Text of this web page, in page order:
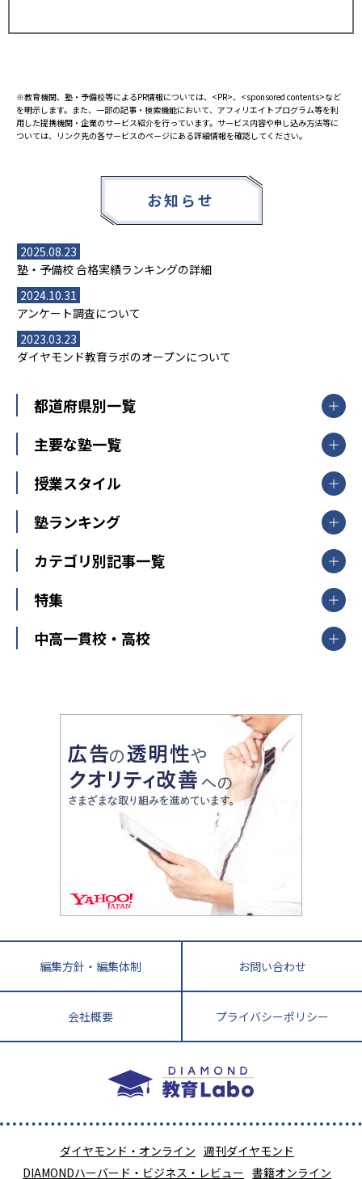
※教育機関、塾・予備校等によるPR情報については、<PR>、<sponsored contents>など
を明示します。また、一部の記事・検索機能において、アフィリエイトプログラム等を利
用した提携機関・企業のサービス紹介を行っています。サービス内容や申し込み方法等に
ついては、リンク先の各サービスのページにある詳細情報を確認してください。
お知らせ
2025.08.23
塾・予備校 合格実績ランキングの詳細
2024.10.31
アンケート調査について
2023.03.23
ダイヤモンド教育ラボのオープンについて
都道府県別一覧
北海道・東北
山形県
福島県
関東
東京都
神奈川県
茨城県
栃木県
群馬県
新潟県
中部
愛知県
静岡県
長野県
大阪府
兵庫県 京都府 奈良県
和歌山県
鳥取県
島根県 岡山県 広島県
香川県
高知県
長崎県 熊本県
鹿児島県 沖縄県
主要な塾一覧
【掲載塾一覧を見る】
東京個別指導学院
明光義塾
個別教室のトライ
武田塾
授業スタイル
個別指導
オンライン指導
塾ランキング
中学受験ランキング
カテゴリ別記事一覧
中学受験
大学受験
教育全般
中学受験に熱心な市区町村ランキング
小学校受験
家庭教師
特集
開成番長直伝！子どもの受験を成功させる方法
運動と遊びを考える
情報Ⅰ、数学が苦手な人注目！最短距離の学力
アップ法
悩み多き「大学受験」相談室
英語・英会話・英検対策
小学校教師が解説！中学受験のリアル
教育ジャーナリストが徹底解説！ 大学受験の羅
中高一貫校・高校
大学入試改革
ママテクエグザム
進化する中高一貫校・高校
編集方針・編集体制 お問い合わせ
会社概要 プライバシーポリシー
ダイヤモンド・オンライン 週刊ダイヤモンド
DIAMONDハーバード・ビジネス・レビュー 書籍オンライン